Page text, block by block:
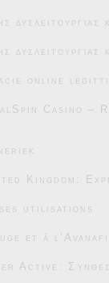
online
Casino
Kingdom:
utilisations
et à
Active: